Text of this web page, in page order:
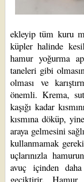
ekleyip tüm kuru
küpler halinde
hamur yoğurma
taneleri gibi
olması ve
önemli. Krema,
kaşığı kadar
kısmına döküp,
araya gelmesini
kullanmamak
uçlarınızla
avuç içinden daha
geciktirir.